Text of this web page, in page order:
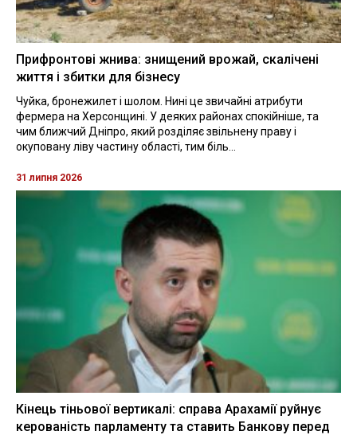
Прифронтові жнива: знищений врожай, скалічені
життя і збитки для бізнесу
Чуйка, бронежилет і шолом. Нині це звичайні атрибути
фермера на Херсонщині. У деяких районах спокійніше, та
чим ближчий Дніпро, який розділяє звільнену праву і
окуповану ліву частину області, тим біль...
31 липня 2026
Кінець тіньової вертикалі: справа Арахамії руйнує
керованість парламенту та ставить Банкову перед